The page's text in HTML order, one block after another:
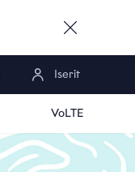
Iserit
VoLTE